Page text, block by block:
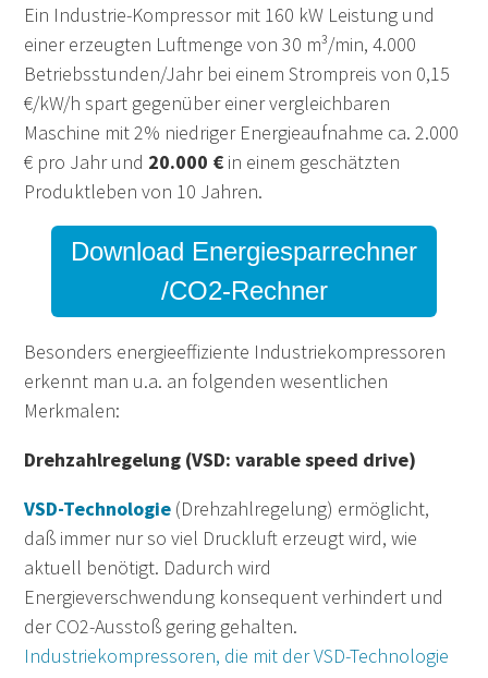
Ein Industrie-Kompressor mit 160 kW Leistung und
einer erzeugten Luftmenge von 30 m³/min, 4.000
Betriebsstunden/Jahr bei einem Strompreis von 0,15
€/kW/h spart gegenüber einer vergleichbaren
Maschine mit 2% niedriger Energieaufnahme ca. 2.000
€ pro Jahr und 20.000 € in einem geschätzten
Produktleben von 10 Jahren.
Download Energiesparrechner
/CO2-Rechner
Besonders energieeffiziente Industriekompressoren
erkennt man u.a. an folgenden wesentlichen
Merkmalen:
Drehzahlregelung (VSD: varable speed drive)
VSD-Technologie(Drehzahlregelung) ermöglicht,
daß immer nur so viel Druckluft erzeugt wird, wie
aktuell benötigt. Dadurch wird
Energieverschwendung konsequent verhindert und
der CO2-Ausstoß gering gehalten.
Industriekompressoren, die mit der VSD-Technologie